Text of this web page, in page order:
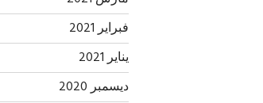
فبراير 2021
يناير 2021
ديسمبر 2020